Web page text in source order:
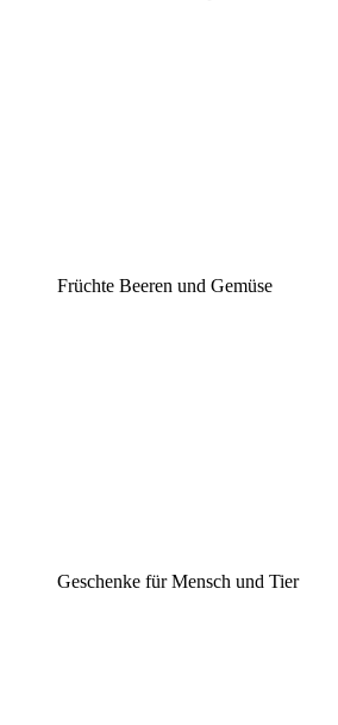
Früchte Beeren und Gemüse
Geschenke für Mensch und Tier